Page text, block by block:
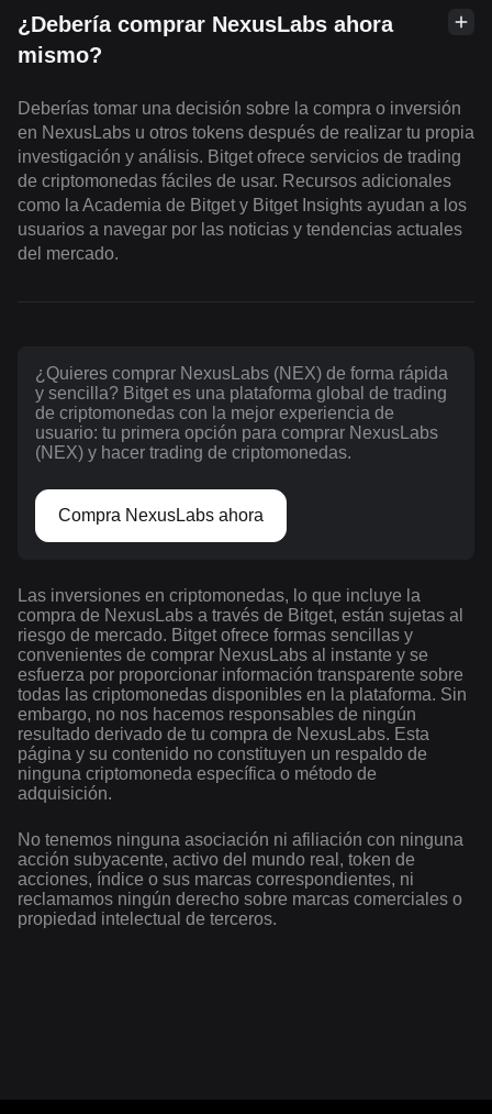
¿Debería comprar NexusLabs ahora
mismo?
Deberías tomar una decisión sobre la compra o inversión
en NexusLabs u otros tokens después de realizar tu propia
investigación y análisis. Bitget ofrece servicios de trading
de criptomonedas fáciles de usar. Recursos adicionales
como la Academia de Bitget y Bitget Insights ayudan a los
usuarios a navegar por las noticias y tendencias actuales
del mercado.
¿Quieres comprar NexusLabs (NEX) de forma rápida
y sencilla? Bitget es una plataforma global de trading
de criptomonedas con la mejor experiencia de
usuario: tu primera opción para comprar NexusLabs
(NEX) y hacer trading de criptomonedas.
Compra NexusLabs ahora
Las inversiones en criptomonedas, lo que incluye la
compra de NexusLabs a través de Bitget, están sujetas al
riesgo de mercado. Bitget ofrece formas sencillas y
convenientes de comprar NexusLabs al instante y se
esfuerza por proporcionar información transparente sobre
todas las criptomonedas disponibles en la plataforma. Sin
embargo, no nos hacemos responsables de ningún
resultado derivado de tu compra de NexusLabs. Esta
página y su contenido no constituyen un respaldo de
ninguna criptomoneda específica o método de
adquisición.
No tenemos ninguna asociación ni afiliación con ninguna
acción subyacente, activo del mundo real, token de
acciones, índice o sus marcas correspondientes, ni
reclamamos ningún derecho sobre marcas comerciales o
propiedad intelectual de terceros.